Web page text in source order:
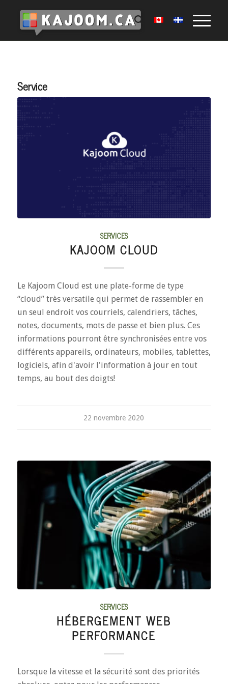
Service
SERVICES
KAJOOM CLOUD
Le Kajoom Cloud est une plate-forme de type
“cloud” très versatile qui permet de rassembler en
un seul endroit vos courriels, calendriers, tâches,
notes, documents, mots de passe et bien plus. Ces
informations pourront être synchronisées entre vos
différents appareils, ordinateurs, mobiles, tablettes,
logiciels, afin d'avoir l'information à jour en tout
temps, au bout des doigts!
22 novembre 2020
SERVICES
HÉBERGEMENT WEB
PERFORMANCE
Lorsque la vitesse et la sécurité sont des priorités